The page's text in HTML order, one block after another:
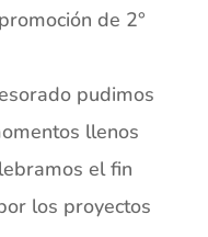
de 2°
pudimos
llenos
el fin
los proyectos